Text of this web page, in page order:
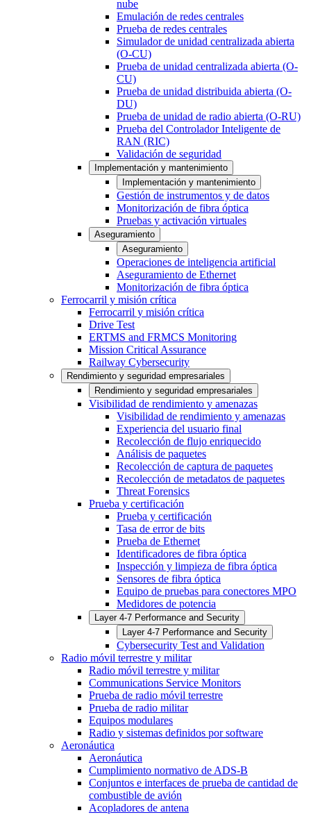
nube
Emulación de redes centrales
Prueba de redes centrales
Simulador de unidad centralizada abierta
(O-CU)
Prueba de unidad centralizada abierta (O-
CU)
Prueba de unidad distribuida abierta (O-
DU)
Prueba de unidad de radio abierta (O-RU)
Prueba del Controlador Inteligente de
RAN (RIC)
Validación de seguridad
Implementación y mantenimiento
Implementación y mantenimiento
Gestión de instrumentos y de datos
Monitorización de fibra óptica
Pruebas y activación virtuales
Aseguramiento
Aseguramiento
Operaciones de inteligencia artificial
Aseguramiento de Ethernet
Monitorización de fibra óptica
Ferrocarril y misión crítica
Ferrocarril y misión crítica
Drive Test
ERTMS and FRMCS Monitoring
Mission Critical Assurance
Railway Cybersecurity
Rendimiento y seguridad empresariales
Rendimiento y seguridad empresariales
Visibilidad de rendimiento y amenazas
Visibilidad de rendimiento y amenazas
Experiencia del usuario final
Recolección de flujo enriquecido
Análisis de paquetes
Recolección de captura de paquetes
Recolección de metadatos de paquetes
Threat Forensics
Prueba y certificación
Prueba y certificación
Tasa de error de bits
Prueba de Ethernet
Identificadores de fibra óptica
Inspección y limpieza de fibra óptica
Sensores de fibra óptica
Equipo de pruebas para conectores MPO
Medidores de potencia
Layer 4-7 Performance and Security
Layer 4-7 Performance and Security
Cybersecurity Test and Validation
Radio móvil terrestre y militar
Radio móvil terrestre y militar
Communications Service Monitors
Prueba de radio móvil terrestre
Prueba de radio militar
Equipos modulares
Radio y sistemas definidos por software
Aeronáutica
Aeronáutica
Cumplimiento normativo de ADS-B
Conjuntos e interfaces de prueba de cantidad de
combustible de avión
Acopladores de antena